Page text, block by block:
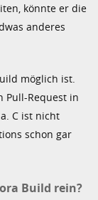
könnte er die
anderes
möglich ist.
Pull-Request in
C ist nicht
schon gar
Build rein?